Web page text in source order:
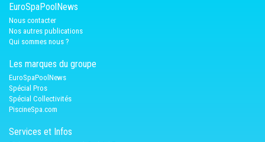
EuroSpaPoolNews
Nous contacter
Nos autres publications
Qui sommes nous ?
Les marques du groupe
EuroSpaPoolNews
Spécial Pros
Spécial Collectivités
PiscineSpa.com
Services et Infos